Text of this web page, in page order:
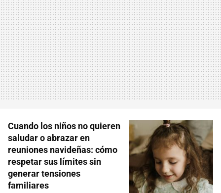
Cuando los niños no quieren
saludar o abrazar en
reuniones navideñas: cómo
respetar sus límites sin
generar tensiones
familiares